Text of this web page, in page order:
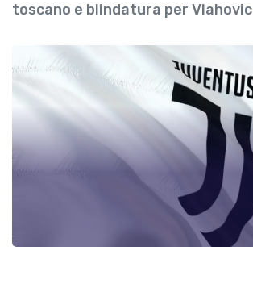
toscano e blindatura per Vlahovic